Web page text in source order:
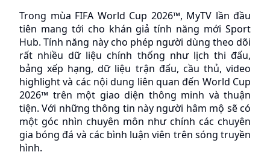
Trong mùa FIFA World Cup 2026™, MyTV lần đầu
tiên mang tới cho khán giả tính năng mới Sport
Hub. Tính năng này cho phép người dùng theo dõi
rất nhiều dữ liệu chính thống như lịch thi đấu,
bảng xếp hạng, dữ liệu trận đấu, cầu thủ, video
highlight và các nội dung liên quan đến World Cup
2026™ trên một giao diện thông minh và thuận
tiện. Với những thông tin này người hâm mộ sẽ có
một góc nhìn chuyên môn như chính các chuyên
gia bóng đá và các bình luận viên trên sóng truyền
hình.